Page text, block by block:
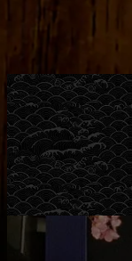
Saltar
al
contenido